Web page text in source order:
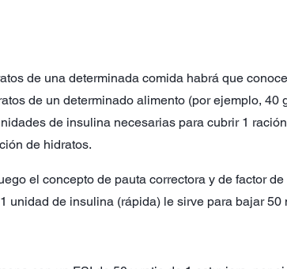
de una determinada comida habrá que
de un determinado alimento (por ejemplo, 40
de insulina necesarias para cubrir 1
de hidratos.
el concepto de pauta correctora y de factor
unidad de insulina (rápida) le sirve para bajar 50